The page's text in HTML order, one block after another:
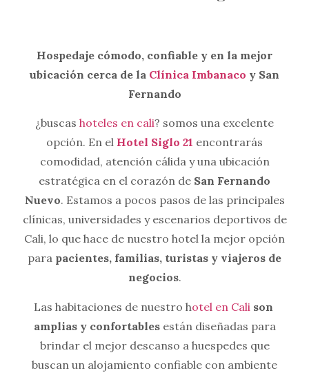
Hospedaje cómodo, confiable y en la mejor
ubicación cerca de la Clínica Imbanaco y San
Fernando
¿buscas hoteles en cali? somos una excelente
opción. En el Hotel Siglo 21 encontrarás
comodidad, atención cálida y una ubicación
estratégica en el corazón de San Fernando
Nuevo. Estamos a pocos pasos de las principales
clínicas, universidades y escenarios deportivos de
Cali, lo que hace de nuestro hotel la mejor opción
para pacientes, familias, turistas y viajeros de
negocios.
Las habitaciones de nuestro hotel en Cali son
amplias y confortablesestán diseñadas para
brindar el mejor descanso a huespedes que
buscan un alojamiento confiable con ambiente